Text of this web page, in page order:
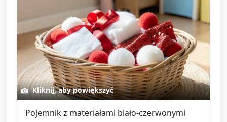
Kliknij, aby powiększyć
Pojemnik z materiałami biało-czerwonymi